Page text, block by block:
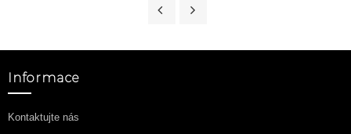
Informace
Kontaktujte nás